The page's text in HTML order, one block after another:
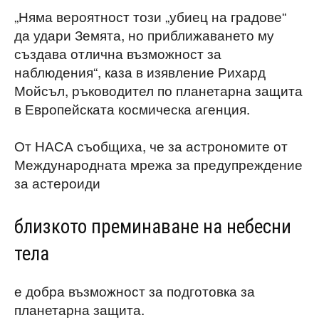
„Няма вероятност този „убиец на градове“
да удари Земята, но приближаването му
създава отлична възможност за
наблюдения“, каза в изявление Рихард
Мойсъл, ръководител по планетарна защита
в Европейската космическа агенция.
От НАСА съобщиха, че за астрономите от
Международната мрежа за предупреждение
за астероиди
близкото преминаване на небесни
тела
е добра възможност за подготовка за
планетарна защита.